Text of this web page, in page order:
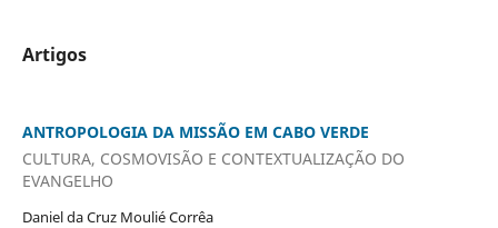
Artigos
ANTROPOLOGIA DA MISSÃO EM CABO VERDE
CULTURA, COSMOVISÃO E CONTEXTUALIZAÇÃO DO
EVANGELHO
Daniel da Cruz Moulié Corrêa